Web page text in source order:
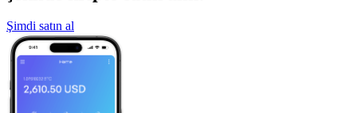
Şimdi satın al